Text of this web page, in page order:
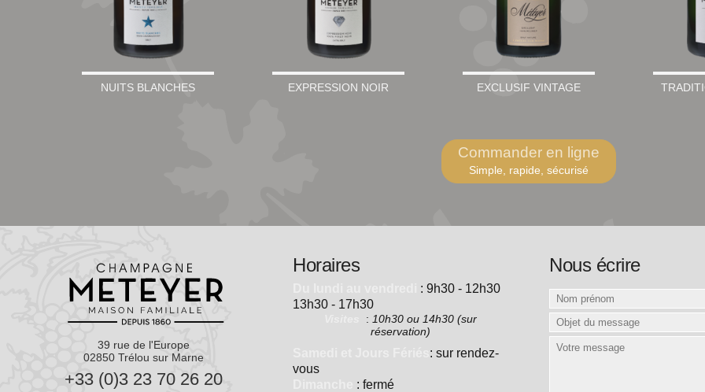
NUITS BLANCHES EXPRESSION NOIR EXCLUSIF VINTAGE
Commander en ligne
Simple, rapide, sécurisé
39 rue de l'Europe
02850 Trélou sur Marne
+33 (0)3 23 70 26 20
Horaires
: 9h30 - 12h30
13h30 - 17h30
: 10h30 ou 14h30 (sur
réservation)
: sur rendez-
vous
: fermé
Nous écrire